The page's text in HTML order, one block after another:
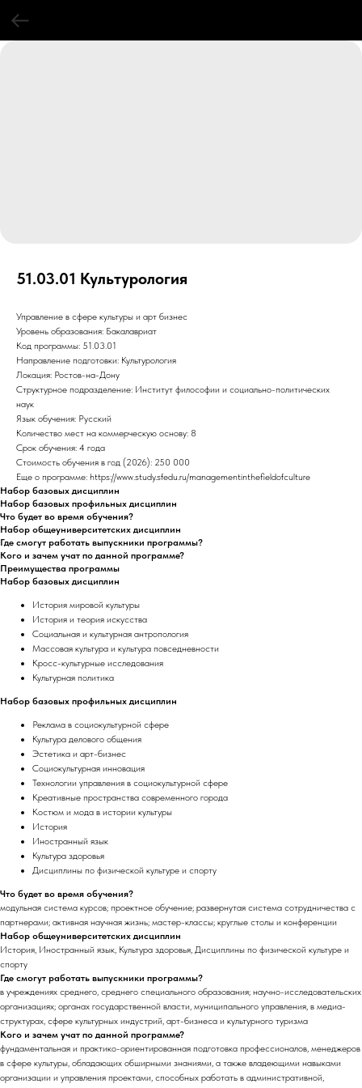
51.03.01 Культурология
Управление в сфере культуры и арт бизнес
Уровень образования: Бакалавриат
Код программы: 51.03.01
Направление подготовки: Культурология
Локация: Ростов-на-Дону
Структурное подразделение: Институт философии и социально-политических
наук
Язык обучения: Русский
Количество мест на коммерческую основу: 8
Срок обучения: 4 года
Стоимость обучения в год (2026): 250 000
Еще о программе: https://www.study.sfedu.ru/managementinthefieldofculture
Набор базовых дисциплин
Набор базовых профильных дисциплин
Что будет во время обучения?
Набор общеуниверситетских дисциплин
Где смогут работать выпускники программы?
Кого и зачем учат по данной программе?
Преимущества программы
Набор базовых дисциплин
История мировой культуры
История и теория искусства
Социальная и культурная антропология
Массовая культура и культура повседневности
Кросс-культурные исследования
Культурная политика
Набор базовых профильных дисциплин
Реклама в социокультурной сфере
Культура делового общения
Эстетика и арт-бизнес
Социокультурная инновация
Технологии управления в социокультурной сфере
Креативные пространства современного города
Костюм и мода в истории культуры
История
Иностранный язык
Культура здоровья
Дисциплины по физической культуре и спорту
Что будет во время обучения?
модульная система курсов; проектное обучение; развернутая система сотрудничества с
партнерами; активная научная жизнь; мастер-классы; круглые столы и конференции
Набор общеуниверситетских дисциплин
История, Иностранный язык, Культура здоровья, Дисциплины по физической культуре и
спорту
Где смогут работать выпускники программы?
в учреждениях среднего, среднего специального образования; научно-исследовательских
организациях; органах государственной власти, муниципального управления, в медиа-
структурах, сфере культурных индустрий, арт-бизнеса и культурного туризма
Кого и зачем учат по данной программе?
фундаментальная и практико-ориентированная подготовка профессионалов, менеджеров
в сфере культуры, обладающих обширными знаниями, а также владеющими навыками
организации и управления проектами, способных работать в административной,